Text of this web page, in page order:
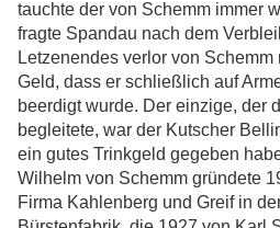
tauchte der von Schemm immer
fragte Spandau nach dem
Letzenendes verlor von
Geld, dass er schließlich auf
beerdigt wurde. Der einzige, der
begleitete, war der Kutscher
ein gutes Trinkgeld gegeben
Wilhelm von Schemm gründete
Firma Kahlenberg und Greif in